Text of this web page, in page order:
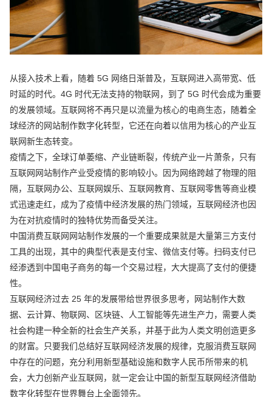
从接入技术上看，随着 5G 网络日渐普及，互联网进入高带宽、低
时延的时代。4G 时代无法支持的物联网，到了 5G 时代会成为重要
的发展领域。互联网将不再只是以流量为核心的电商生态，随着全
球经济的网站制作数字化转型，它还在向着以信用为核心的产业互
联网新生态转变。
疫情之下，全球订单萎缩、产业链断裂，传统产业一片萧条，只有
互联网网站制作产业受疫情的影响较小。因为网络跨越了物理的阻
隔，互联网办公、互联网娱乐、互联网教育、互联网零售等商业模
式迅速走红，成为了疫情中经济发展的热门领域，互联网经济也因
为在对抗疫情时的独特优势而备受关注。
中国消费互联网网站制作发展的一个重要成果就是大量第三方支付
工具的出现，其中的典型代表是支付宝、微信支付等。扫码支付已
经渗透到中国电子商务的每一个交易过程，大大提高了支付的便捷
性。
互联网经济过去 25 年的发展带给世界很多思考，网站制作大数
据、云计算、物联网、区块链、人工智能等先进生产力，需要人类
社会构建一种全新的社会生产关系，并基于此为人类文明创造更多
的财富。只要我们总结好互联网经济发展的规律，克服消费互联网
中存在的问题，充分利用新型基础设施和数字人民币所带来的机
会，大力创新产业互联网，就一定会让中国的新型互联网经济借助
数字化转型在世界舞台上全面领先。